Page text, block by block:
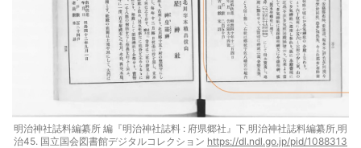
明治神社誌料編纂所 編『明治神社誌料 : 府県郷社』下,明治神社誌料編纂所,明
治45. 国立国会図書館デジタルコレクション https://dl.ndl.go.jp/pid/1088313